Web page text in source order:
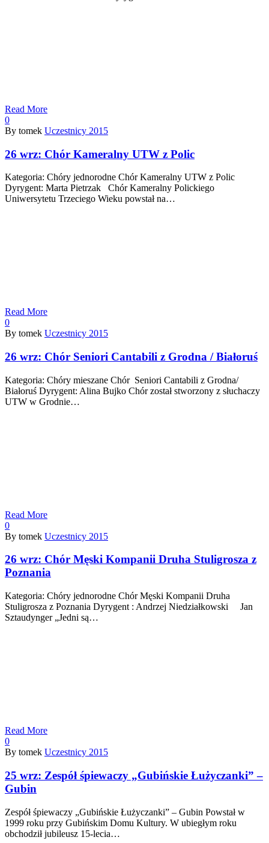
Read More
0
By tomek Uczestnicy 2015
26 wrz: Chór Kameralny UTW z Polic
Kategoria: Chóry jednorodne Chór Kameralny UTW z Polic
Dyrygent: Marta Pietrzak Chór Kameralny Polickiego
Uniwersytetu Trzeciego Wieku powstał na…
Read More
0
By tomek Uczestnicy 2015
26 wrz: Chór Seniori Cantabili z Grodna / Białoruś
Kategoria: Chóry mieszane Chór Seniori Cantabili z Grodna/
Białoruś Dyrygent: Alina Bujko Chór został stworzony z słuchaczy
UTW w Grodnie…
Read More
0
By tomek Uczestnicy 2015
26 wrz: Chór Męski Kompanii Druha Stuligrosza z
Poznania
Kategoria: Chóry jednorodne Chór Męski Kompanii Druha
Stuligrosza z Poznania Dyrygent : Andrzej Niedziałkowski Jan
Sztaudynger „Jedni są…
Read More
0
By tomek Uczestnicy 2015
25 wrz: Zespół śpiewaczy „Gubińskie Łużyczanki” –
Gubin
Zespół śpiewaczy „Gubińskie Łużyczanki” – Gubin Powstał w
1999 roku przy Gubińskim Domu Kultury. W ubiegłym roku
obchodził jubileusz 15-lecia…